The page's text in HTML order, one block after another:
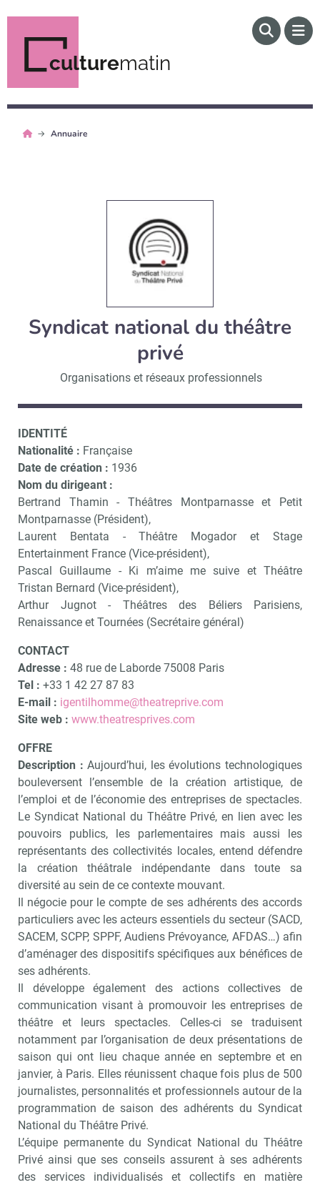
culturematin
Annuaire
Syndicat national du théâtre
privé
Organisations et réseaux professionnels
IDENTITÉ
Nationalité : Française
Date de création : 1936
Nom du dirigeant :
Bertrand Thamin - Théâtres Montparnasse et Petit
Montparnasse (Président),
Laurent Bentata - Théâtre Mogador et Stage
Entertainment France (Vice-président),
Pascal Guillaume - Ki m’aime me suive et Théâtre
Tristan Bernard (Vice-président),
Arthur Jugnot - Théâtres des Béliers Parisiens,
Renaissance et Tournées (Secrétaire général)
CONTACT
Adresse : 48 rue de Laborde 75008 Paris
Tel : +33 1 42 27 87 83
E-mail : igentilhomme@theatreprive.com
Site web : www.theatresprives.com
OFFRE
Description :Aujourd’hui, les évolutions technologiques
bouleversent l’ensemble de la création artistique, de
l’emploi et de l’économie des entreprises de spectacles.
Le Syndicat National du Théâtre Privé, en lien avec les
pouvoirs publics, les parlementaires mais aussi les
représentants des collectivités locales, entend défendre
la création théâtrale indépendante dans toute sa
diversité au sein de ce contexte mouvant.
Il négocie pour le compte de ses adhérents des accords
particuliers avec les acteurs essentiels du secteur (SACD,
SACEM, SCPP, SPPF, Audiens Prévoyance, AFDAS…) afin
d’aménager des dispositifs spécifiques aux bénéfices de
ses adhérents.
Il développe également des actions collectives de
communication visant à promouvoir les entreprises de
théâtre et leurs spectacles. Celles-ci se traduisent
notamment par l’organisation de deux présentations de
saison qui ont lieu chaque année en septembre et en
janvier, à Paris. Elles réunissent chaque fois plus de 500
journalistes, personnalités et professionnels autour de la
programmation de saison des adhérents du Syndicat
National du Théâtre Privé.
L’équipe permanente du Syndicat National du Théâtre
Privé ainsi que ses conseils assurent à ses adhérents
des services individualisés et collectifs en matière